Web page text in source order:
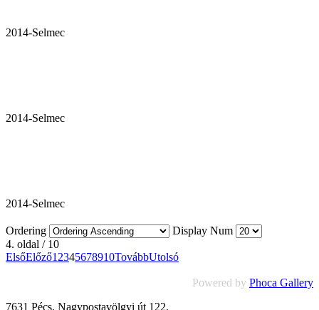
2014-Selmec
2014-Selmec
2014-Selmec
Ordering
Display Num
4. oldal / 10
ElsőElőző1 2345678910TovábbUtolsó
Powered by Phoca Gallery
7631 Pécs, Nagypostavölgyi út 122.